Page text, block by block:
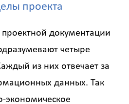
проекта
документации
четыре
из них отвечает за
данных. Так
экономическое